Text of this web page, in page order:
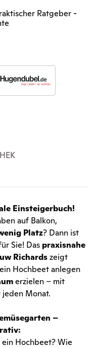
Ratgeber -
Einsteigerbuch!
auf Balkon,
Platz? Dann ist
Sie! Das praxisnahe
Richardszeigt
ein Hochbeet anlegen
erzielen – mit
Monat.
–
Hochbeet? Wie